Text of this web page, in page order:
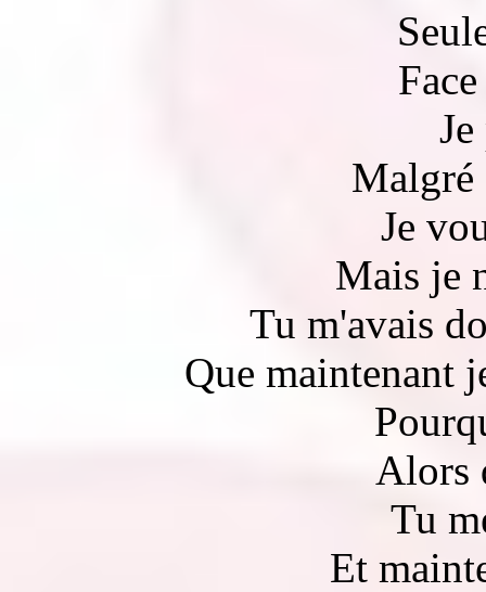
Malgré
Je
Mais je
Tu m'avais
Que maintenant
Alors
Tu
Et